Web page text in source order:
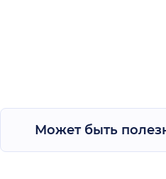
Может быть